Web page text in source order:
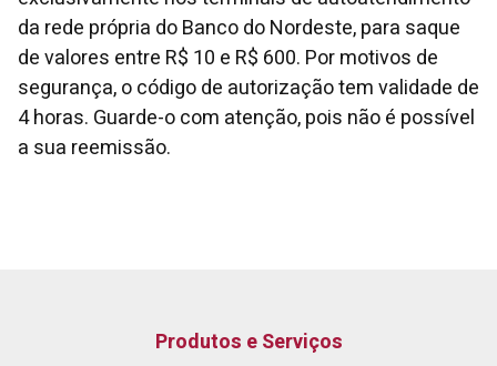
da rede própria do Banco do Nordeste, para saque
de valores entre R$ 10 e R$ 600. Por motivos de
segurança, o código de autorização tem validade de
4 horas. Guarde-o com atenção, pois não é possível
a sua reemissão.
Produtos e Serviços